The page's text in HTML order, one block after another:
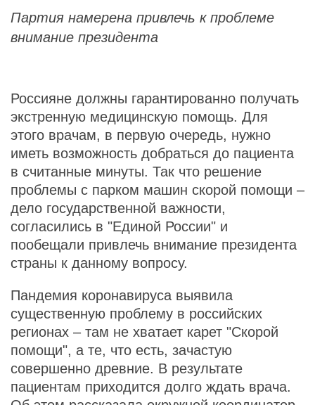
Партия намерена привлечь к проблеме
внимание президента
Россияне должны гарантированно получать
экстренную медицинскую помощь. Для
этого врачам, в первую очередь, нужно
иметь возможность добраться до пациента
в считанные минуты. Так что решение
проблемы с парком машин скорой помощи –
дело государственной важности,
согласились в "Единой России" и
пообещали привлечь внимание президента
страны к данному вопросу.
Пандемия коронавируса выявила
существенную проблему в российских
регионах – там не хватает карет "Скорой
помощи", а те, что есть, зачастую
совершенно древние. В результате
пациентам приходится долго ждать врача.